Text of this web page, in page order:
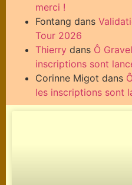
merci !
Fontang dans
Tour 2026
Thierry dans Ô
inscriptions sont
Corinne Migot dans
les inscriptions sont